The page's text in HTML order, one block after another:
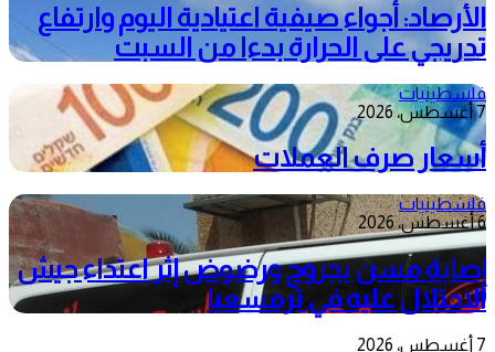
الأرصاد: أجواء صيفية اعتيادية اليوم وارتفاع
تدريجي على الحرارة بدءا من السبت
فلسطينيات
7 أغسطس، 2026
أسعار صرف العملات
فلسطينيات
6 أغسطس، 2026
إصابة مسن بجروح ورضوض إثر اعتداء جيش
الاحتلال عليه في ترمسعيا
7 أغسطس، 2026